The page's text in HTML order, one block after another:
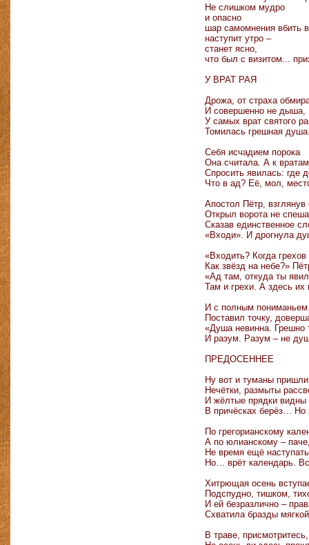
Не слишком мудро
и опасно
шар самомнения вбить
наступит утро –
станет ясно,
что был с визитом...
У ВРАТ РАЯ
Дрожа, от страха
И совершенно не дыша,
У самых врат святого
Томилась грешная
Себя исчадием порока
Она считала. А к вратам
Спросить явилась: где
Что в ад? Её, мол,
Апостол Пётр, взглянув
Открыл ворота не
Сказав единственное
«Входи». И дрогнула
«Входить? Когда
Как звёзд на небе?»
«Ад там, откуда ты
Там и грехи. А здесь их
И с полным
Поставил точку,
«Душа невинна. Грешно
И разум. Разум – не
ПРЕДОСЕННЕЕ
Ну вот и туманы
Нечётки, размыты
И жёлтые прядки видны
В причёсках берёз… Но
По грегорианскому
А по юлианскому –
Не время ещё
Но… врёт календарь.
Хитрющая осень
Подспудно, тишком,
И ей безразлично –
Схватила бразды
В траве,